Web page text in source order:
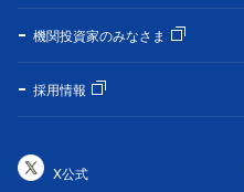
機関投資家のみなさま
採用情報
X公式